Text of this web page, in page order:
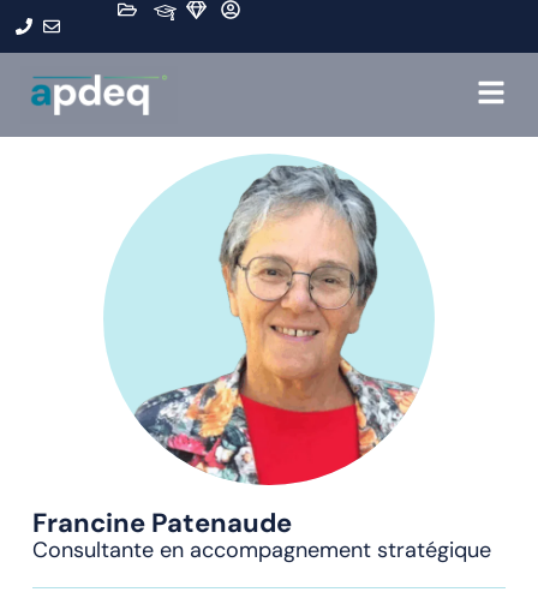
Francine Patenaude
Consultante en accompagnement stratégique